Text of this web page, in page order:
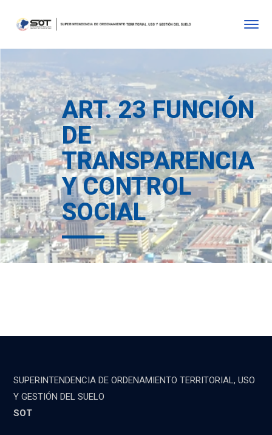
ART. 23 FUNCIÓN
DE
TRANSPARENCIA
Y CONTROL
SOCIAL
SUPERINTENDENCIA DE ORDENAMIENTO TERRITORIAL, USO
Y GESTIÓN DEL SUELO
SOT